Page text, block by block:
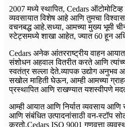
2007 मध्ये स्थापित, Cedars
व्यवसायात विशेष आहे आणि तुमचा
वचनबद्ध आहे.सध्या, आमच्या मुख्य भूमी
स्टेट्समध्ये शाखा आहेत, ज्यात 60 हून
Cedars अनेक आंतरराष्ट्रीय वाहन
संशोधन अहवाल वितरीत करते आणि
स्वतंत्र सल्ला देते.व्यापक उद्योग अनुभव
सखोल माहिती घेऊन, आम्ही आमच्या
प्रस्थापित आणि राखण्यात यशस्वीपणे
आम्ही आयात आणि निर्यात व्यवसाय आणि
आणि संबंधित उत्पादनांसाठी वन-स्टॉप
करतो.Cedars ISO 9001 गुणवत्ता